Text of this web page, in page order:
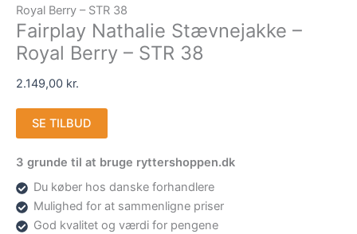
Royal Berry – STR 38
Fairplay Nathalie Stævnejakke –
Royal Berry – STR 38
2.149,00 kr.
SE TILBUD
3 grunde til at bruge ryttershoppen.dk
Du køber hos danske forhandlere
Mulighed for at sammenligne priser
God kvalitet og værdi for pengene